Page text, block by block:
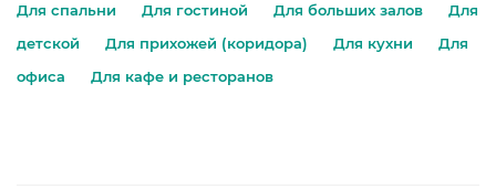
Для спальни Для гостиной Для больших залов
Для
детской
Для прихожей (коридора) Для кухни
Для
офиса
Для кафе и ресторанов